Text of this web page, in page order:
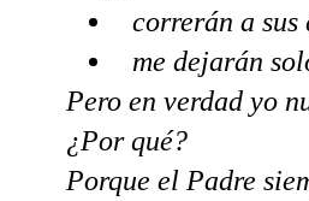
correrán a sus
me dejarán
Pero en verdad yo
¿Por qué?
Porque el Padre